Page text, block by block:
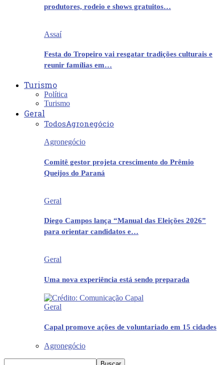
produtores, rodeio e shows gratuitos…
Assaí
Festa do Tropeiro vai resgatar tradições culturais e
reunir famílias em…
Turismo
Política
Turismo
Geral
TodosAgronegócio
Agronegócio
Comitê gestor projeta crescimento do Prêmio
Queijos do Paraná
Geral
Diego Campos lança “Manual das Eleições 2026”
para orientar candidatos e…
Geral
Uma nova experiência está sendo preparada
Geral
Capal promove ações de voluntariado em 15 cidades
Agronegócio